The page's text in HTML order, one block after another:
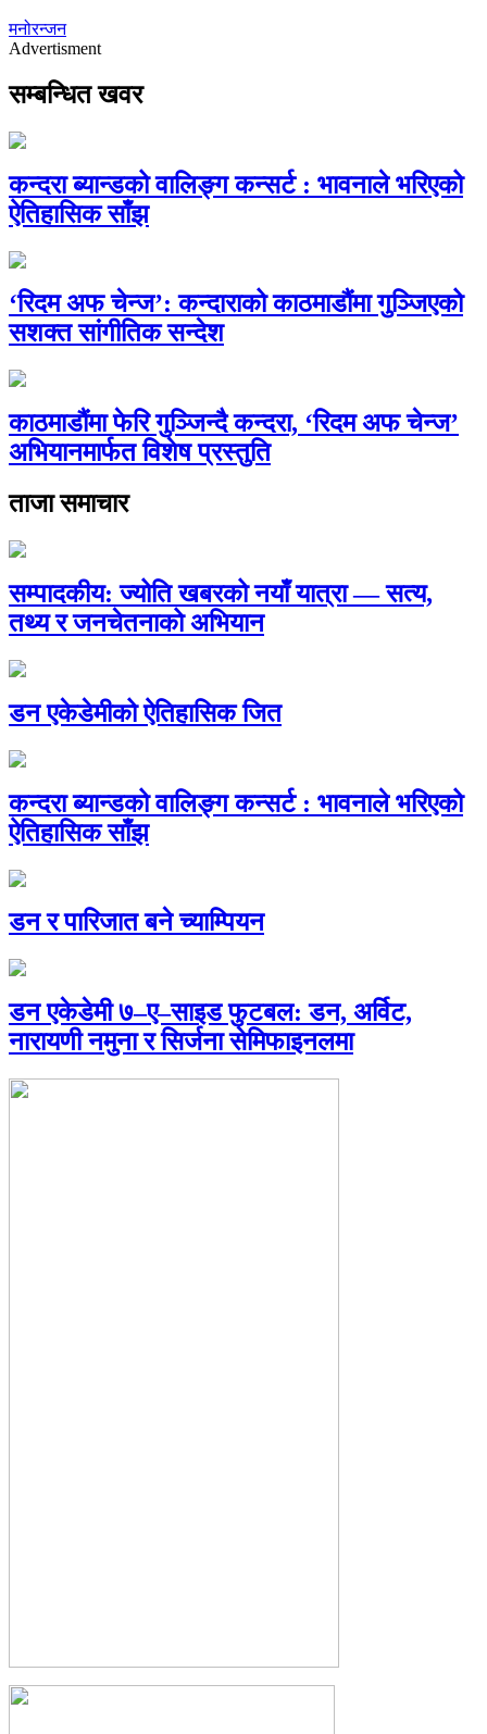
मनोरन्जन
Advertisment
सम्बन्धित खवर
कन्दरा ब्यान्डको वालिङ्ग कन्सर्ट : भावनाले भरिएको
ऐतिहासिक साँझ
‘रिदम अफ चेन्ज’: कन्दाराको काठमाडौंमा गुञ्जिएको
सशक्त सांगीतिक सन्देश
काठमाडौंमा फेरि गुञ्जिन्दै कन्दरा, ‘रिदम अफ चेन्ज’
अभियानमार्फत विशेष प्रस्तुति
ताजा समाचार
सम्पादकीय: ज्योति खबरको नयाँ यात्रा — सत्य,
तथ्य र जनचेतनाको अभियान
डन एकेडेमीको ऐतिहासिक जित
कन्दरा ब्यान्डको वालिङ्ग कन्सर्ट : भावनाले भरिएको
ऐतिहासिक साँझ
डन र पारिजात बने च्याम्पियन
डन एकेडेमी ७–ए–साइड फुटबल: डन, अर्विट,
नारायणी नमुना र सिर्जना सेमिफाइनलमा